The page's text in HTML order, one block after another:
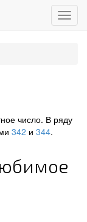
Меню
число. В ряду
342 и 344.